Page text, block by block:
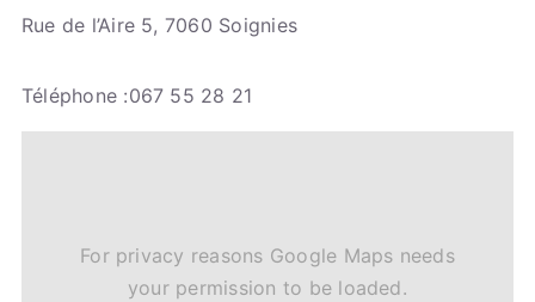
Rue de l’Aire 5, 7060 Soignies
Téléphone :067 55 28 21
For privacy reasons Google Maps needs
your permission to be loaded.